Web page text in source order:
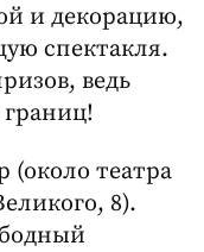
и декорацию,
спектакля.
ведь
(около театра
8).